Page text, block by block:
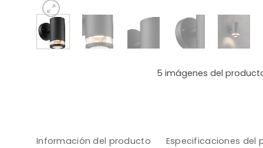
5 imágenes del
Información del producto Especificaciones del